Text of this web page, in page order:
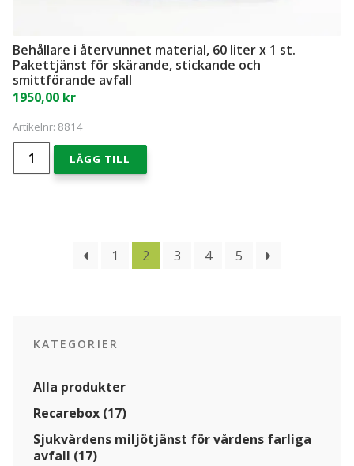
Behållare i återvunnet material, 60 liter x 1 st.
Pakettjänst för skärande, stickande och
smittförande avfall
1950,00 kr
Artikelnr: 8814
Behållare
återvunnet
mängd
LÄGG TILL
1 2 3 4 5
KATEGORIER
Alla produkter
Recarebox (17)
Sjukvårdens miljötjänst för vårdens farliga
avfall (17)